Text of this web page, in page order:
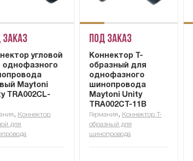
угловой
однофазного
Maytoni
TRA002CL-
, Коннектор
для
Под заказ
Коннектор Т-
образный для
однофазного
шинопровода
Maytoni Unity
TRA002CT-11B
Германия , Коннектор Т-
образный для
шинопровода